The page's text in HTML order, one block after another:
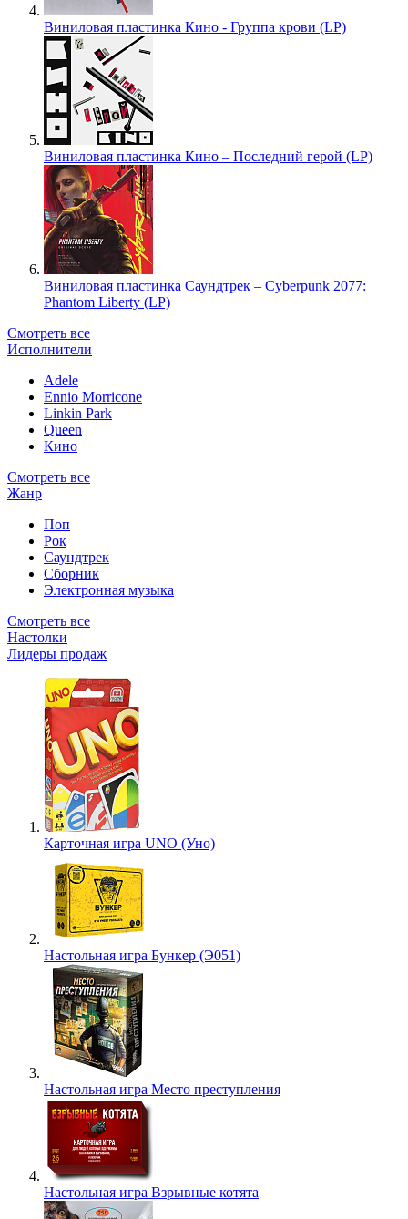
Виниловая пластинка Кино - Группа крови (LP)
Виниловая пластинка Кино – Последний герой (LP)
Виниловая пластинка Саундтрек – Cyberpunk 2077:
Phantom Liberty (LP)
Смотреть все
Исполнители
Adele
Ennio Morricone
Linkin Park
Queen
Кино
Смотреть все
Жанр
Поп
Рок
Саундтрек
Сборник
Электронная музыка
Смотреть все
Настолки
Лидеры продаж
Карточная игра UNO (Уно)
Настольная игра Бункер (Э051)
Настольная игра Место преступления
Настольная игра Взрывные котята